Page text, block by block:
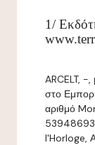
1/
ARCELT, -
στο
αριθμό
l'Horloge,